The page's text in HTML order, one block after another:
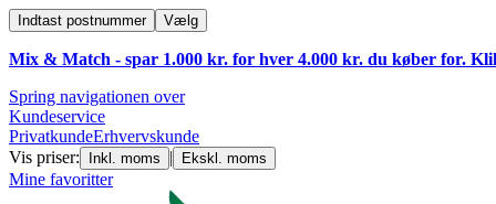
Indtast postnummer Vælg
Mix & Match - spar 1.000 kr. for hver 4.000 kr. du køber for.
Spring navigationen over
Kundeservice
PrivatkundeErhvervskunde
Vis priser:
Inkl. moms | Ekskl. moms
Mine favoritter